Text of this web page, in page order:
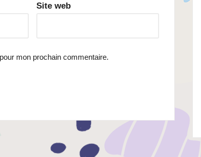
Site web
mon prochain commentaire.